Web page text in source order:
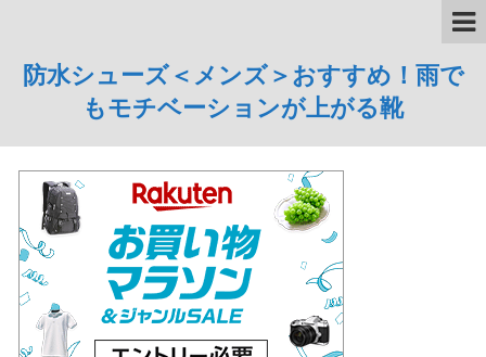
防水シューズ＜メンズ＞おすすめ！雨で
もモチベーションが上がる靴